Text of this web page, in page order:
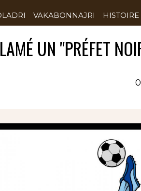
VAKABONNAJRI HISTOIRE
UN "PRÉFET